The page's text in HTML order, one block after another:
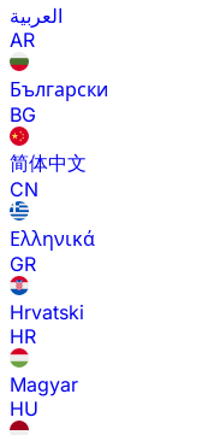
العربية
AR
Български
BG
简体中文
CN
Ελληνικά
GR
Hrvatski
HR
Magyar
HU